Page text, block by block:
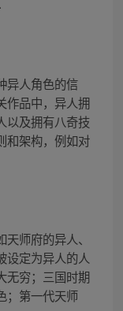
异人角色的信
作品中，异人拥
以及拥有八奇技
和架构，例如对
师府的异人、
设定为异人的人
无穷；三国时期
；第一代天师